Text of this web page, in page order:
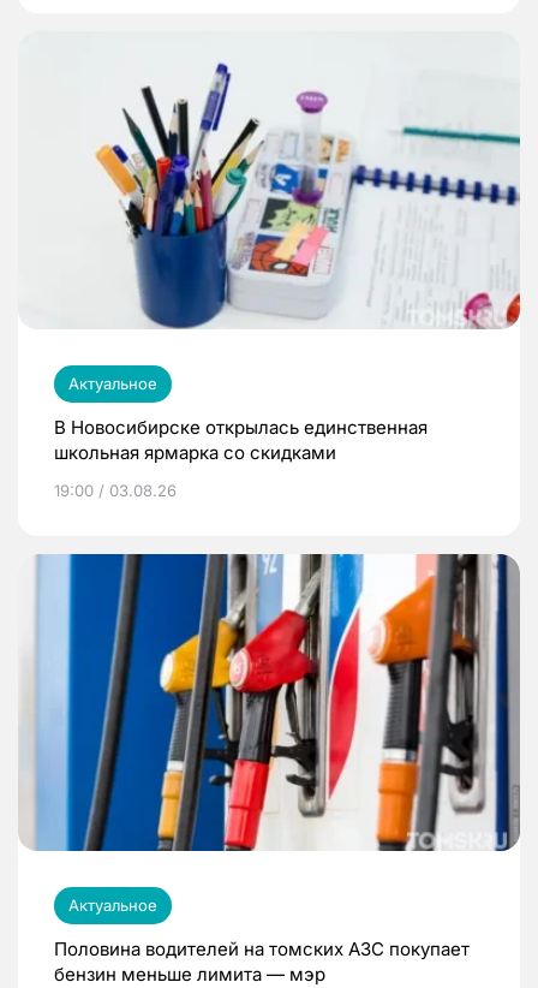
Актуальное
В Новосибирске открылась единственная
школьная ярмарка со скидками
19:00 / 03.08.26
Актуальное
Половина водителей на томских АЗС покупает
бензин меньше лимита — мэр